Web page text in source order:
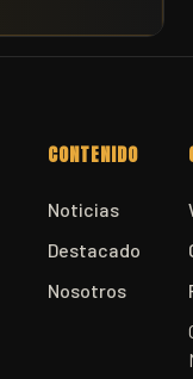
CONTENIDO
Noticias
Destacado
Nosotros